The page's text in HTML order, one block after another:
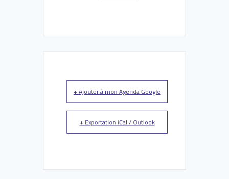
+ Ajouter à mon Agenda Google
+ Exportation iCal / Outlook